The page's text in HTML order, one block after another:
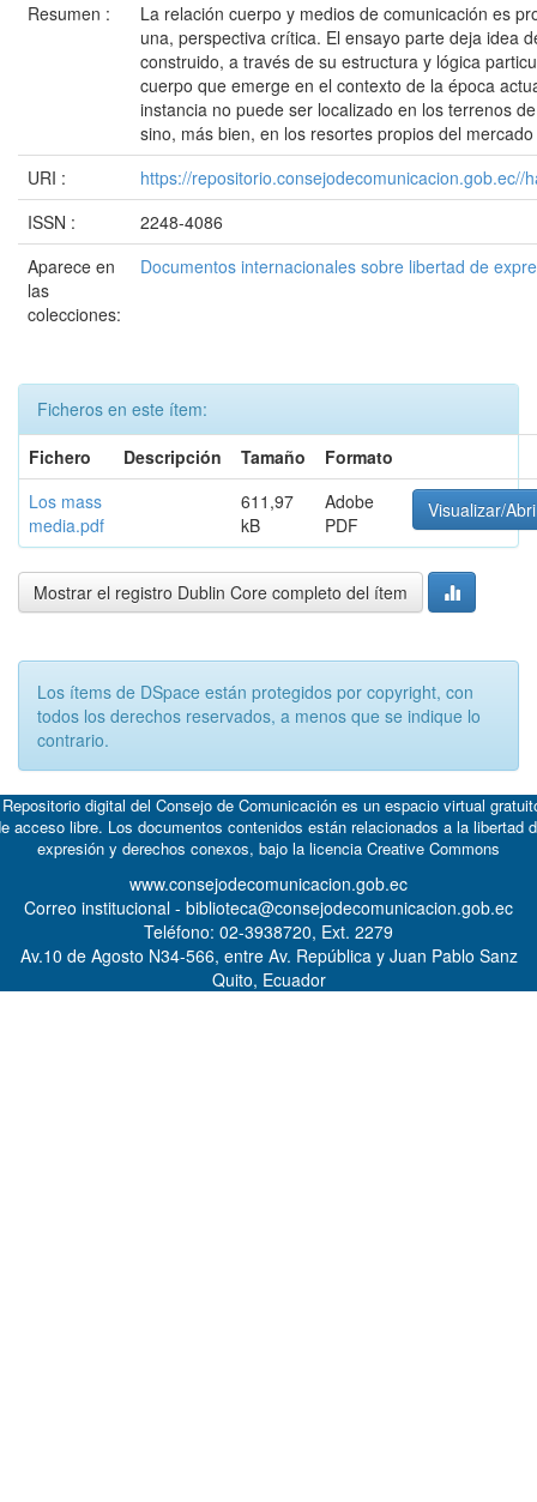
Resumen :
La relación cuerpo y medios de comunicación es
una, perspectiva crítica. El ensayo parte deja idea
construido, a través de su estructura y lógica
cuerpo que emerge en el contexto de la época
instancia no puede ser localizado en los terrenos
sino, más bien, en los resortes propios del
URI :
https://repositorio.consejodecomunicacion.gob.ec//
ISSN :
2248-4086
Aparece en
las
colecciones:
Documentos internacionales sobre libertad de
Ficheros en este ítem:
Fichero
Descripción Tamaño
Formato
Los mass
media.pdf
611,97
kB
Adobe
PDF
Visualizar/
Mostrar el registro Dublin Core completo del ítem
Los ítems de DSpace están protegidos por copyright, con
todos los derechos reservados, a menos que se indique lo
contrario.
digital del Consejo de Comunicación es un espacio virtual
acceso libre. Los documentos contenidos están relacionados a la libertad
expresión y derechos conexos, bajo la licencia Creative Commons
www.consejodecomunicacion.gob.ec
Correo institucional - biblioteca@consejodecomunicacion.gob.ec
Teléfono: 02-3938720, Ext. 2279
Av.10 de Agosto N34-566, entre Av. República y Juan Pablo Sanz
Quito, Ecuador